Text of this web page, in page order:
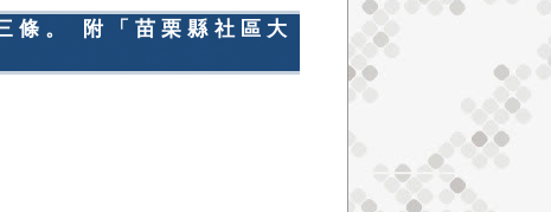
條。 附「苗栗縣社區大